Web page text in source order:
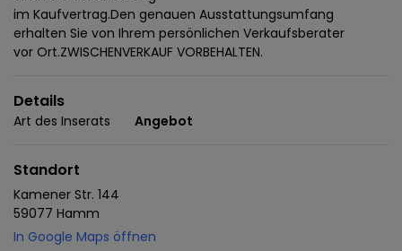
im Kaufvertrag.Den genauen Ausstattungsumfang
erhalten Sie von Ihrem persönlichen Verkaufsberater
vor Ort.ZWISCHENVERKAUF VORBEHALTEN.
Details
Art des Inserats Angebot
Standort
Kamener Str. 144
59077 Hamm
In Google Maps öffnen